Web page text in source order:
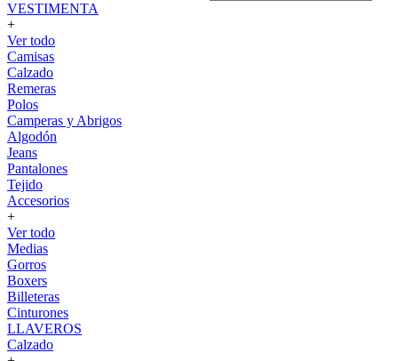
VESTIMENTA
+
Ver todo
Camisas
Calzado
Remeras
Polos
Camperas y Abrigos
Algodón
Jeans
Pantalones
Tejido
Accesorios
+
Ver todo
Medias
Gorros
Boxers
Billeteras
Cinturones
LLAVEROS
Calzado